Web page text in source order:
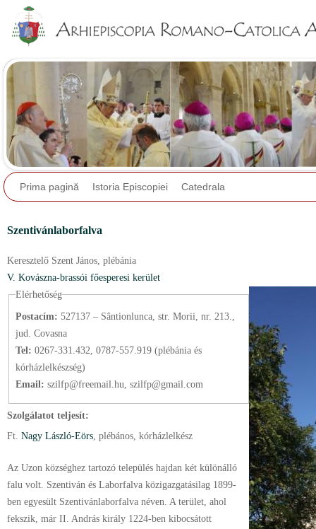
Prima pagină Istoria Episcopiei Catedrala
Szentivánlaborfalva
Keresztelő Szent János, plébánia
V. Kovászna-brassói főesperesi kerület
Elérhetőség
Postacím: 527137 – Sântionlunca, str. Morii, nr. 213.,
jud. Covasna
Tel: 0267-331.432, 0787-557.919 (plébánia és
kórházlelkészség)
Email: szilfp@freemail.hu, szilfp@gmail.com
Szolgálatot teljesít:
Ft. Nagy László-Eörs , plébános , kórházlelkész
Az Uzon községhez tartozó település hajdan két különálló
falu volt. Szentiván és Laborfalva közigazgatásilag 1899-
ben egyesült Szentivánlaborfalva néven. A terület, ahol
fekszik, már II. András király 1224-ben kibocsátott